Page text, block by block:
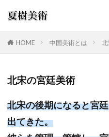
HOME 中国美術とは
北宋の宮廷美術
北宋の後期になると宮
出てきた。
カテゴリー